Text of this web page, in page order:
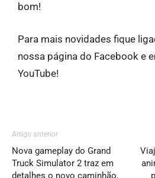
bom!
Para mais novidades fique
nossa página do Facebook e
YouTube!
Artigo anterior
Nova gameplay do Grand
Truck Simulator 2 traz em
detalhes o novo caminhão,